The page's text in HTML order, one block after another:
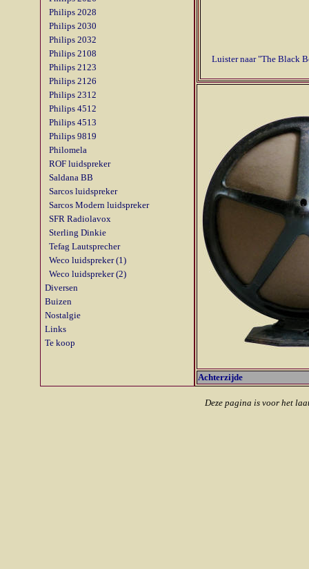
Philips 2028
Philips 2030
Philips 2032
Philips 2108
Philips 2123
Philips 2126
Philips 2312
Philips 4512
Philips 4513
Philips 9819
Philomela
ROF luidspreker
Saldana BB
Sarcos luidspreker
Sarcos Modern luidspreker
SFR Radiolavox
Sterling Dinkie
Tefag Lautsprecher
Weco luidspreker (1)
Weco luidspreker (2)
Diversen
Buizen
Nostalgie
Links
Te koop
Luister naar "The Black
Achterzijde
Deze pagina is voor het